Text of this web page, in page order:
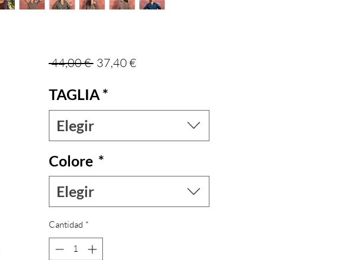
44,00 € Precio
37,40 €Precio de oferta
TAGLIA*
Elegir
Colore *
Elegir
Cantidad *